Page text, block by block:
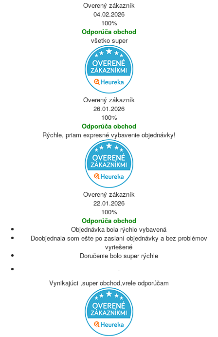
Overený zákazník
04.02.2026
100%
Odporúča obchod
všetko super
Overený zákazník
26.01.2026
100%
Odporúča obchod
Rýchle, priam expresné vybavenie objednávky!
Overený zákazník
22.01.2026
100%
Odporúča obchod
Objednávka bola rýchlo vybavená
Doobjednala som ešte po zaslaní objednávky a bez problémov
vyriešené
Doručenie bolo super rýchle
-
Vynikajúci ,super obchod,vrele odporúčam